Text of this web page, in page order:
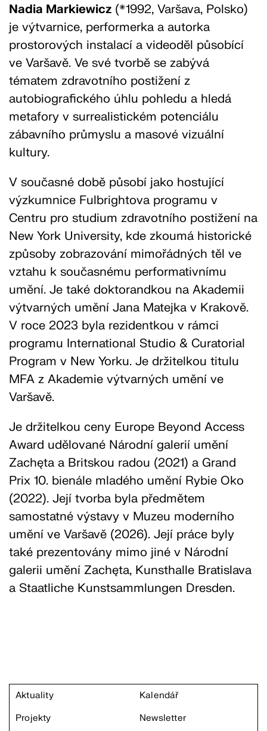
Nadia Markiewicz (*1992, Varšava, Polsko)
je výtvarnice, performerka a autorka
prostorových instalací a videoděl působící
ve Varšavě. Ve své tvorbě se zabývá
tématem zdravotního postižení z
autobiografického úhlu pohledu a hledá
metafory v surrealistickém potenciálu
zábavního průmyslu a masové vizuální
kultury.
V současné době působí jako hostující
výzkumnice Fulbrightova programu v
Centru pro studium zdravotního postižení na
New York University, kde zkoumá historické
způsoby zobrazování mimořádných těl ve
vztahu k současnému performativnímu
umění. Je také doktorandkou na Akademii
výtvarných umění Jana Matejka v Krakově.
V roce 2023 byla rezidentkou v rámci
programu International Studio & Curatorial
Program v New Yorku. Je držitelkou titulu
MFA z Akademie výtvarných umění ve
Varšavě.
Je držitelkou ceny Europe Beyond Access
Award udělované Národní galerií umění
Zachęta a Britskou radou (2021) a Grand
Prix 10. bienále mladého umění Rybie Oko
(2022). Její tvorba byla předmětem
samostatné výstavy v Muzeu moderního
umění ve Varšavě (2026). Její práce byly
také prezentovány mimo jiné v Národní
galerii umění Zachęta, Kunsthalle Bratislava
a Staatliche Kunstsammlungen Dresden.
Aktuality
Kalendář
Projekty
Newsletter